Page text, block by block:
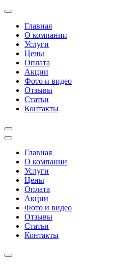
Перейти
содержимому
(нажмите
Enter)
Главная
О компании
Услуги
Цены
Оплата
Акции
Фото и видео
Отзывы
Статьи
Контакты
Главная
О компании
Услуги
Цены
Оплата
Акции
Фото и видео
Отзывы
Статьи
Контакты